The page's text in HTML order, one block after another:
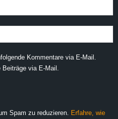
Kommentare via E-Mail.
via E-Mail.
Spam zu reduzieren.
Erfahre, wie